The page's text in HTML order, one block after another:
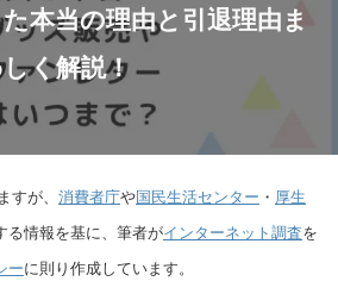
本当の理由と引退理由ま
く解説！
すが、 消費者庁や国民生活センター ・ 厚生
る情報を基に、筆者がインターネット調査を
ーに則り作成しています。